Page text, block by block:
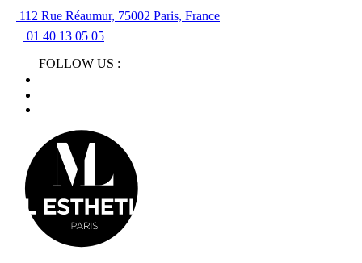
112 Rue Réaumur, 75002 Paris, France
01 40 13 05 05
FOLLOW US :